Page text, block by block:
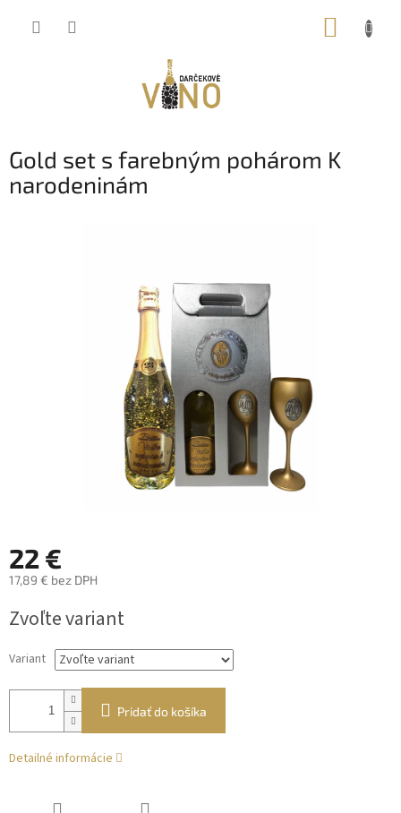
Gold set s farebným pohárom K
narodeninám
22 €
17,89 € bez DPH
cena:
Zvoľte variant
Variant
Pridať do košíka
Detailné informácie